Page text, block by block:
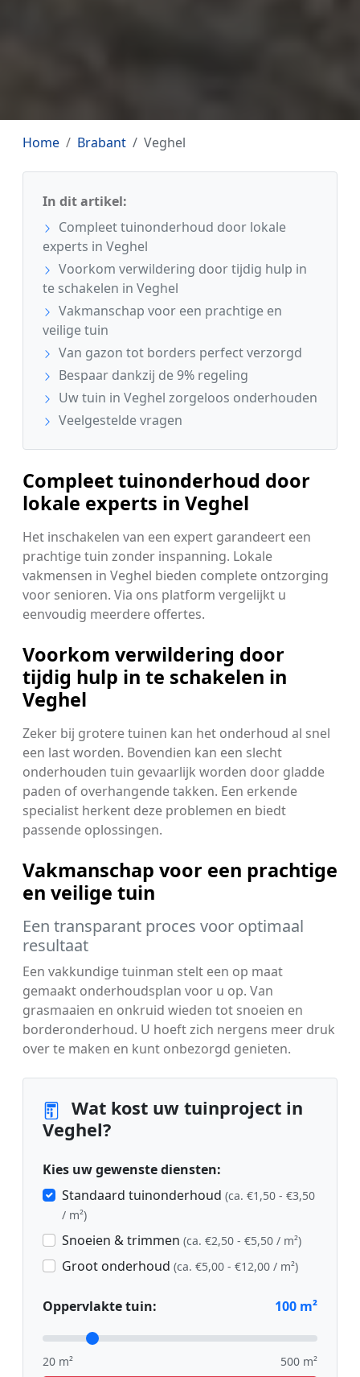
Home Brabant Veghel
In dit artikel:
Compleet tuinonderhoud door lokale
experts in Veghel
Voorkom verwildering door tijdig hulp in
te schakelen in Veghel
Vakmanschap voor een prachtige en
veilige tuin
Van gazon tot borders perfect verzorgd
Bespaar dankzij de 9% regeling
Uw tuin in Veghel zorgeloos onderhouden
Veelgestelde vragen
Compleet tuinonderhoud door
lokale experts in Veghel
Het inschakelen van een expert garandeert een
prachtige tuin zonder inspanning. Lokale
vakmensen in Veghel bieden complete ontzorging
voor senioren. Via ons platform vergelijkt u
eenvoudig meerdere offertes.
Voorkom verwildering door
tijdig hulp in te schakelen in
Veghel
Zeker bij grotere tuinen kan het onderhoud al snel
een last worden. Bovendien kan een slecht
onderhouden tuin gevaarlijk worden door gladde
paden of overhangende takken. Een erkende
specialist herkent deze problemen en biedt
passende oplossingen.
Vakmanschap voor een prachtige
en veilige tuin
Een transparant proces voor optimaal
resultaat
Een vakkundige tuinman stelt een op maat
gemaakt onderhoudsplan voor u op. Van
grasmaaien en onkruid wieden tot snoeien en
borderonderhoud. U hoeft zich nergens meer druk
over te maken en kunt onbezorgd genieten.
Wat kost uw tuinproject in
Veghel?
Kies uw gewenste diensten:
Standaard tuinonderhoud (ca. €1,50 - €3,50
/ m²)
Snoeien & trimmen (ca. €2,50 - €5,50 / m²)
Groot onderhoud (ca. €5,00 - €12,00 / m²)
Oppervlakte tuin: 100 m²
20 m² 500 m²